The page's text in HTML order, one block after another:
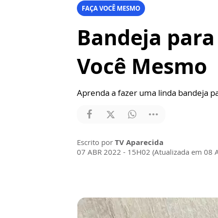
FAÇA VOCÊ MESMO
Bandeja
Você Mesmo
Aprenda a fazer uma linda bandeja
Escrito por TV Aparecida
07 ABR 2022 - 15H02 (Atualizada em 08